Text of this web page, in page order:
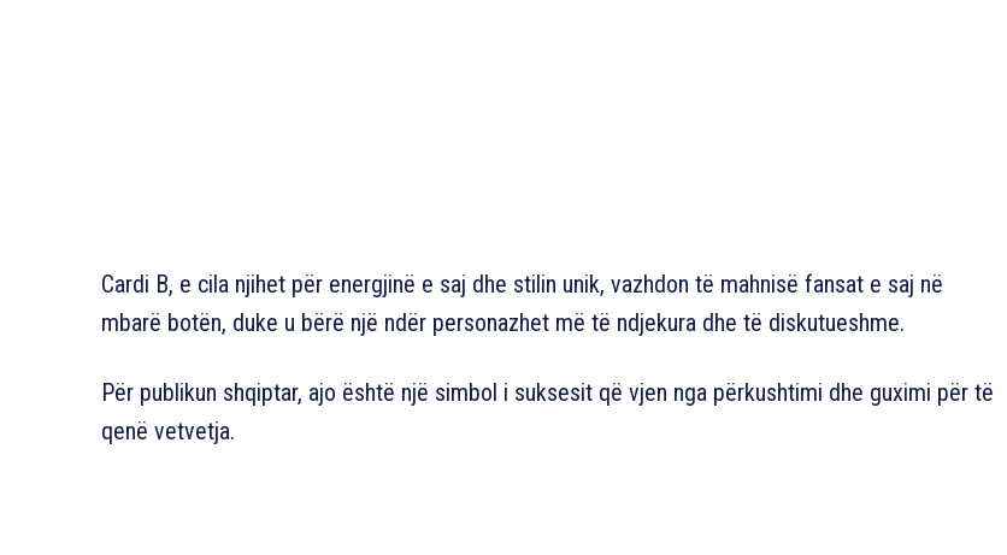
Cardi B, e cila njihet për energjinë e saj dhe stilin unik, vazhdon të mahnisë fansat e saj në
mbarë botën, duke u bërë një ndër personazhet më të ndjekura dhe të diskutueshme.
Për publikun shqiptar, ajo është një simbol i suksesit që vjen nga përkushtimi dhe guximi për të
qenë vetvetja.